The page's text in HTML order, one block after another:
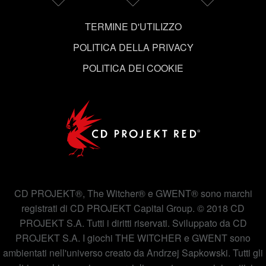
TERMINE D'UTILIZZO
POLITICA DELLA PRIVACY
POLITICA DEI COOKIE
CD PROJEKT®, The Witcher® e GWENT® sono marchi
registrati di CD PROJEKT Capital Group. © 2018 CD
PROJEKT S.A. Tutti i diritti riservati. Sviluppato da CD
PROJEKT S.A. I giochi THE WITCHER e GWENT sono
ambientati nell'universo creato da Andrzej Sapkowski. Tutti gli